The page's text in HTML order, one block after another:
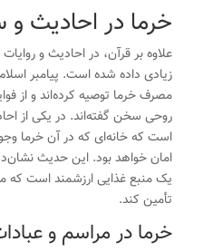
خرما در احادیث
علاوه بر قرآن، در احادیث و
زیادی داده شده است. پیامبر
مصرف خرما توصیه کرده‌اند و از
روحی سخن گفته‌اند. در یکی از
است که خانه‌ای که در آن خرما
امان خواهد بود. این حدیث
یک منبع غذایی ارزشمند است که
تأمین کند.
خرما در مراسم و